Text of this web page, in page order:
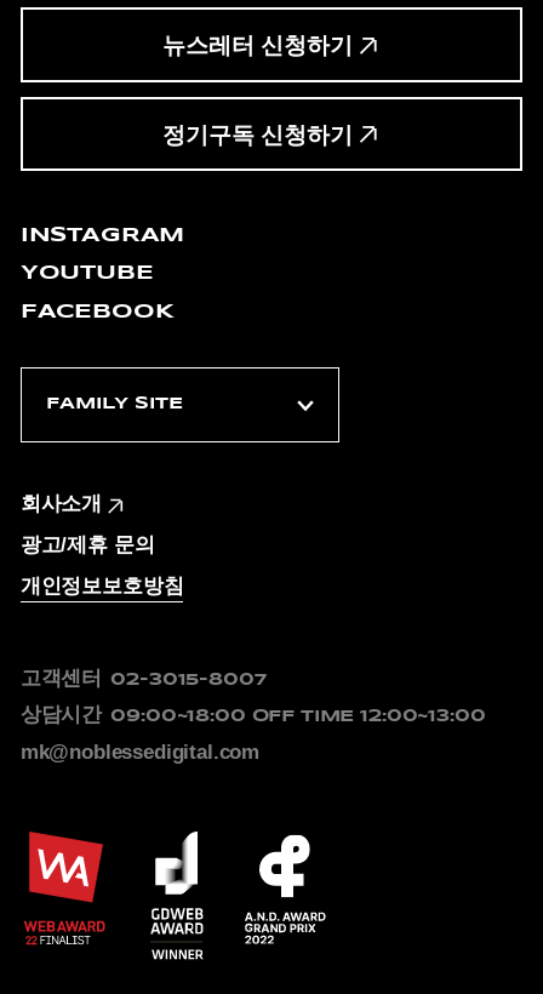
뉴스레터 신청하기
정기구독 신청하기
INSTAGRAM
YOUTUBE
FACEBOOK
회사소개
광고/제휴 문의
개인정보보호방침
고객센터 02-3015-8007
상담시간 09:00~18:00 OFF TIME 12:00~13:00
mk@noblessedigital.com